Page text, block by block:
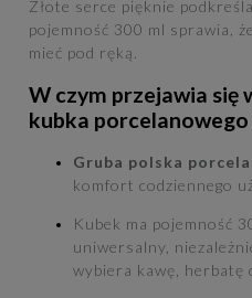
Złote serce pięknie
pojemność 300 ml sprawia,
mieć pod ręką.
W czym przejawia się
kubka porcelanowego
Gruba polska
komfort codziennego
Kubek ma pojemność
uniwersalny,
wybiera kawę, herbatę